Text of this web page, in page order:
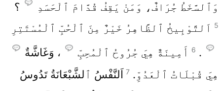
وَٱلسَّخَطُ جُرَافٌ، وَمَنْ يَقِفُ قُدَّامَ ٱلْحَسَدِ
؟
5 اَلتَّوْبِيخُ ٱلظَّاهِرُ خَيْرٌ مِنَ ٱلْحُبِّ ٱلْمُسْتَتِرِ
.
6 أَمِينَةٌ هِيَ جُرُوحُ ٱلْمُحِبِّ
، وَغَاشَّةٌ
هِيَ قُبْلَاتُ ٱلْعَدُوِّ. 7 اَلنَّفْسُ ٱلشَّبْعَانَةُ تَدُوسُ